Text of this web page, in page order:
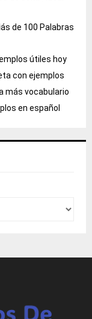
de 100 Palabras
útiles hoy
con ejemplos
más vocabulario
en español